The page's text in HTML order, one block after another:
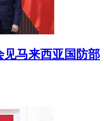
见马来西亚国防部